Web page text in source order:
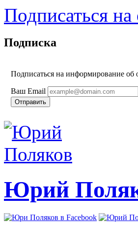
Подписаться
Подписка
Подписаться на информирование об
Ваш Email
Юрий